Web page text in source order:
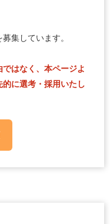
集しています。
はなく、本ページよ
的に選考・採用いたし